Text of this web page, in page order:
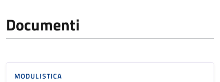
Documenti
MODULISTICA